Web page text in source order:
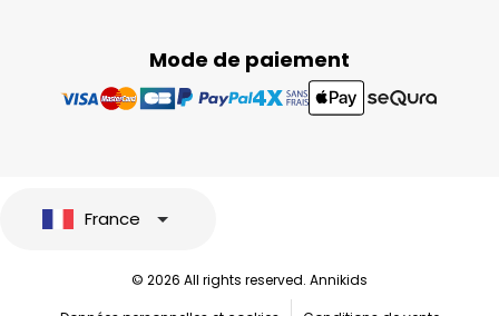
Mode de paiement
France
© 2026 All rights reserved. Annikids